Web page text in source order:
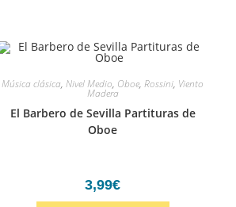
Música clásica, Nivel Medio, Oboe, Rossini, Viento
Madera
El Barbero de Sevilla Partituras de
Oboe
3,99€